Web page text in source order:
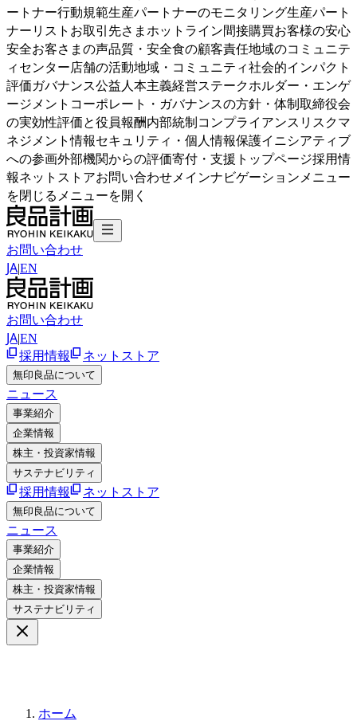
ートナー行動規範生産パートナーのモニタリング生産パート
ナーリストお取引先さまホットライン間接購買お客様の安心
安全お客さまの声品質・安全食の顧客責任地域のコミュニテ
ィセンター店舗の活動地域・コミュニティ社会的インパクト
評価ガバナンス公益人本主義経営ステークホルダー・エンゲ
ージメントコーポレート・ガバナンスの方針・体制取締役会
の実効性評価と役員報酬内部統制コンプライアンスリスクマ
ネジメント情報セキュリティ・個人情報保護イニシアティブ
への参画外部機関からの評価寄付・支援トップページ採用情
報ネットストアお問い合わせメインナビゲーションメニュー
を閉じるメニューを開く
お問い合わせ
JA|EN
お問い合わせ
JA|EN
採用情報 ネットストア
無印良品について
ニュース
事業紹介
企業情報
株主・投資家情報
サステナビリティ
採用情報 ネットストア
無印良品について
ニュース
事業紹介
企業情報
株主・投資家情報
サステナビリティ
ホーム